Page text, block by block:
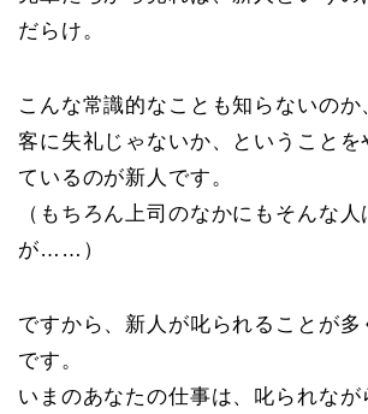
だらけ。
こんな常識的なことも知らないの
客に失礼じゃないか、ということを
ているのが新人です。
（もちろん上司のなかにもそんな人
が……）
ですから、新人が叱られることが多
です。
いまのあなたの仕事は、叱られなが